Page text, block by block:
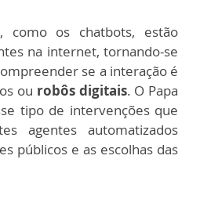
como os chatbots, estão
na internet, tornando-se
se a interação é
ou robôs digitais. O Papa
tipo de intervenções que
agentes automatizados
públicos e as escolhas das